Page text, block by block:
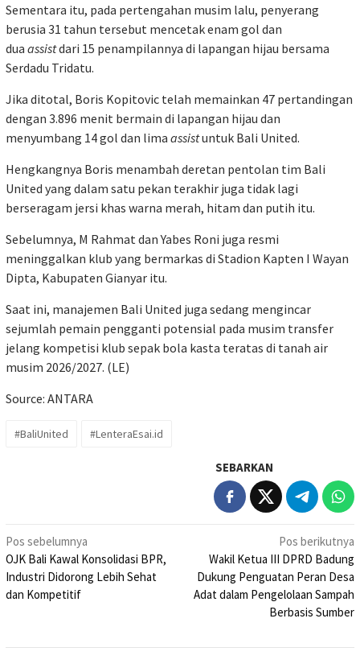
Sementara itu, pada pertengahan musim lalu, penyerang
berusia 31 tahun tersebut mencetak enam gol dan
dua assistdari 15 penampilannya di lapangan hijau bersama
Serdadu Tridatu.
Jika ditotal, Boris Kopitovic telah memainkan 47 pertandingan
dengan 3.896 menit bermain di lapangan hijau dan
menyumbang 14 gol dan lima assistuntuk Bali United.
Hengkangnya Boris menambah deretan pentolan tim Bali
United yang dalam satu pekan terakhir juga tidak lagi
berseragam jersi khas warna merah, hitam dan putih itu.
Sebelumnya, M Rahmat dan Yabes Roni juga resmi
meninggalkan klub yang bermarkas di Stadion Kapten I Wayan
Dipta, Kabupaten Gianyar itu.
Saat ini, manajemen Bali United juga sedang mengincar
sejumlah pemain pengganti potensial pada musim transfer
jelang kompetisi klub sepak bola kasta teratas di tanah air
musim 2026/2027. (LE)
Source: ANTARA
#BaliUnited #LenteraEsai.id
SEBARKAN
Navigasi
pos
Pos sebelumnya
OJK Bali Kawal Konsolidasi BPR,
Industri Didorong Lebih Sehat
dan Kompetitif
Pos berikutnya
Wakil Ketua III DPRD Badung
Dukung Penguatan Peran Desa
Adat dalam Pengelolaan Sampah
Berbasis Sumber